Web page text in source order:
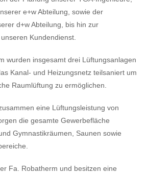
e+w Abteilung, sowie der
d+w Abteilung, bis hin zur
Kundendienst.
wurden insgesamt drei Lüftungsanlagen
Kanal- und Heizungsnetz teilsaniert um
Raumlüftung zu ermöglichen.
eine Lüftungsleistung von
die gesamte Gewerbefläche
Gymnastikräumen, Saunen sowie
Fa. Robatherm und besitzen eine